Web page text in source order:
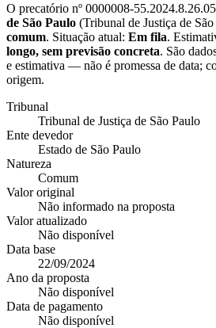
O precatório nº 0000008-
de São Paulo (Tribunal de Justiça de
comum. Situação atual: Em fila.
longo, sem previsão concreta. São
e estimativa — não é promessa de data;
origem.
Tribunal
Tribunal de Justiça de São Paulo
Ente devedor
Estado de São Paulo
Natureza
Comum
Valor original
Não informado na proposta
Valor atualizado
Não disponível
Data base
22/09/2024
Ano da proposta
Não disponível
Data de pagamento
Não disponível